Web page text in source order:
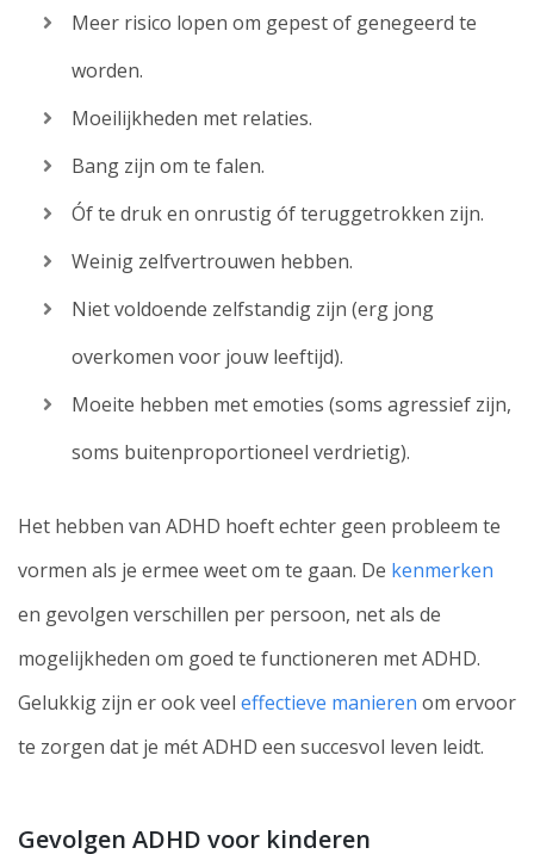
Meer risico lopen om gepest of genegeerd te
worden.
Moeilijkheden met relaties.
Bang zijn om te falen.
Óf te druk en onrustig óf teruggetrokken zijn.
Weinig zelfvertrouwen hebben.
Niet voldoende zelfstandig zijn (erg jong
overkomen voor jouw leeftijd).
Moeite hebben met emoties (soms agressief zijn,
soms buitenproportioneel verdrietig).
Het hebben van ADHD hoeft echter geen probleem te
vormen als je ermee weet om te gaan. De kenmerken
en gevolgen verschillen per persoon, net als de
mogelijkheden om goed te functioneren met ADHD.
Gelukkig zijn er ook veel effectieve manieren om ervoor
te zorgen dat je mét ADHD een succesvol leven leidt.
Gevolgen ADHD voor kinderen